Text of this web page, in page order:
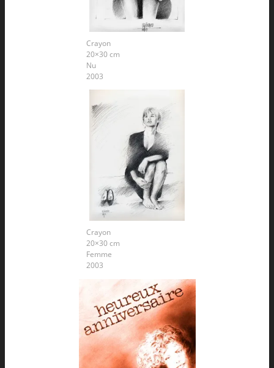
Crayon
20×30 cm
Nu
2003
Crayon
20×30 cm
Femme
2003